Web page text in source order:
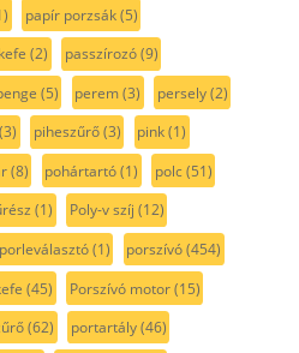
papír porzsák(5)
(2) passzírozó(9)
(5) perem(3) persely(2)
(3) piheszűrő(3) pink(1)
(8) pohártartó(1) polc(51)
(1) Poly-v szíj (12)
porleválasztó(1) porszívó(454)
(45) Porszívó motor(15)
(62) portartály(46)